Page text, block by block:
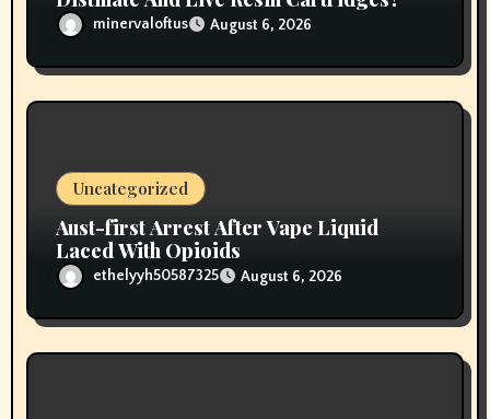
minervaloftus August 6, 2026
Uncategorized
Aust-first Arrest After Vape Liquid
Laced With Opioids
ethelyyh50587325 August 6, 2026